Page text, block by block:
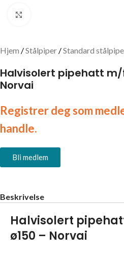
Hjem Stålpiper Standard
Halvisolert pipehatt m/
Norvai
Registrer deg som
handle.
Bli medlem
Beskrivelse
Halvisolert
ø150 – Norvai